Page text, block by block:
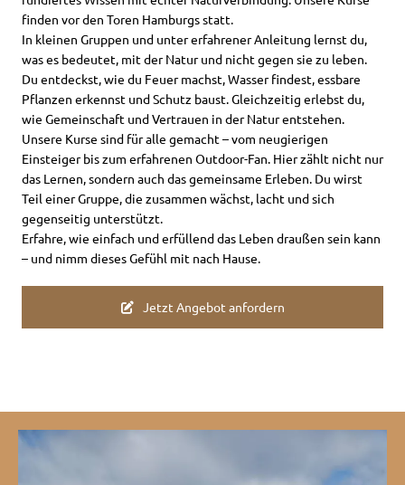
finden vor den Toren Hamburgs statt.
In kleinen Gruppen und unter erfahrener Anleitung lernst du,
was es bedeutet, mit der Natur und nicht gegen sie zu leben.
Du entdeckst, wie du Feuer machst, Wasser findest, essbare
Pflanzen erkennst und Schutz baust. Gleichzeitig erlebst du,
wie Gemeinschaft und Vertrauen in der Natur entstehen.
Unsere Kurse sind für alle gemacht – vom neugierigen
Einsteiger bis zum erfahrenen Outdoor-Fan. Hier zählt nicht nur
das Lernen, sondern auch das gemeinsame Erleben. Du wirst
Teil einer Gruppe, die zusammen wächst, lacht und sich
gegenseitig unterstützt.
Erfahre, wie einfach und erfüllend das Leben draußen sein kann
– und nimm dieses Gefühl mit nach Hause.
Jetzt Angebot anfordern